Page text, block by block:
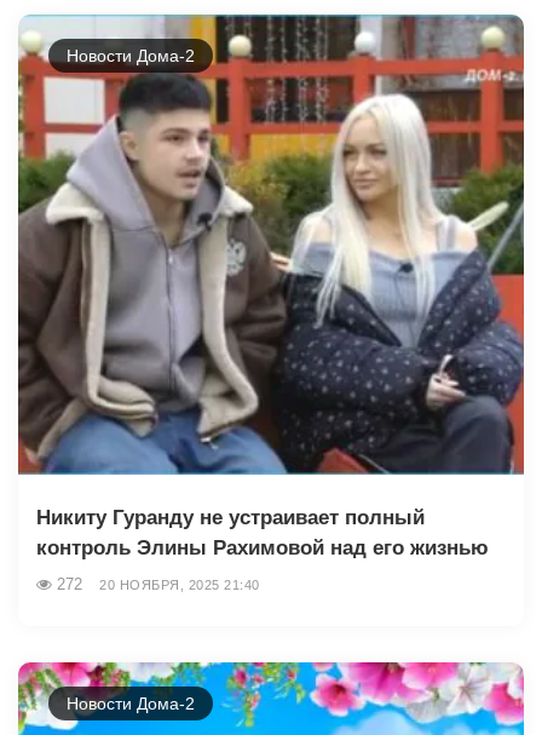
Новости Дома-2
Никиту Гуранду не устраивает полный
контроль Элины Рахимовой над его жизнью
272 20 НОЯБРЯ, 2025 21:40
Новости Дома-2